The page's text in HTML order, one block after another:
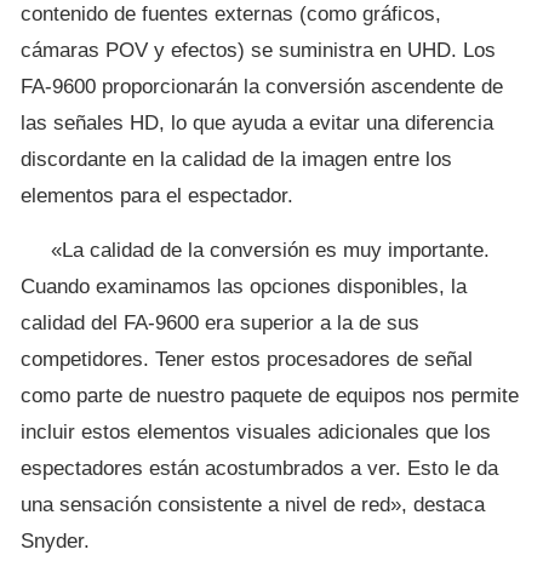
contenido de fuentes externas (como gráficos,
cámaras POV y efectos) se suministra en UHD. Los
FA-9600 proporcionarán la conversión ascendente de
las señales HD, lo que ayuda a evitar una diferencia
discordante en la calidad de la imagen entre los
elementos para el espectador.
«La calidad de la conversión es muy importante.
Cuando examinamos las opciones disponibles, la
calidad del FA-9600 era superior a la de sus
competidores. Tener estos procesadores de señal
como parte de nuestro paquete de equipos nos permite
incluir estos elementos visuales adicionales que los
espectadores están acostumbrados a ver. Esto le da
una sensación consistente a nivel de red», destaca
Snyder.